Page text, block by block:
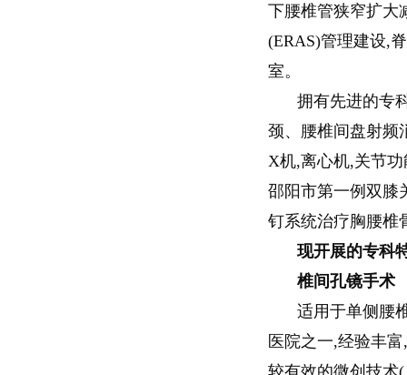
下腰椎管狭窄扩大
(ERAS)管理建设,
室。
拥有先进的专
颈、腰椎间盘射频
X机,离心机,关节
邵阳市第一例双膝
钉系统治疗胸腰椎
现开展的专科
椎间孔镜手术
适用于单侧腰
医院之一,经验丰
较有效的微创技术